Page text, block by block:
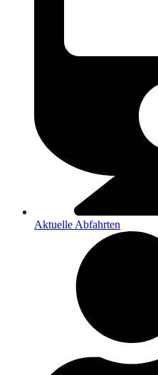
Aktuelle Abfahrten